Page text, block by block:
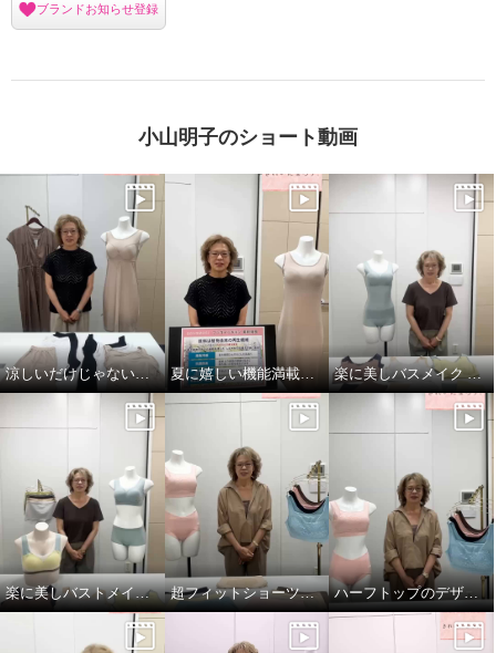
ブランドお知らせ登録
小山明子のショート動画
涼しいだけじゃない！小山のこだわり 夏に嬉しい機能満載！プンギインギョンシリ ーズ 楽に美しバスメイク ＜素材編＞
楽に美しバストメイク＜パターン編＞ 超フィットショーツソフトバージョン！ ハーフトップのデザインがリニューアル！